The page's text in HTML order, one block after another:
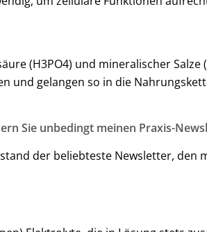
(H3PO4) und mineralischer Salze
und gelangen so in die
Sie unbedingt meinen Praxis-
der beliebteste Newsletter, den